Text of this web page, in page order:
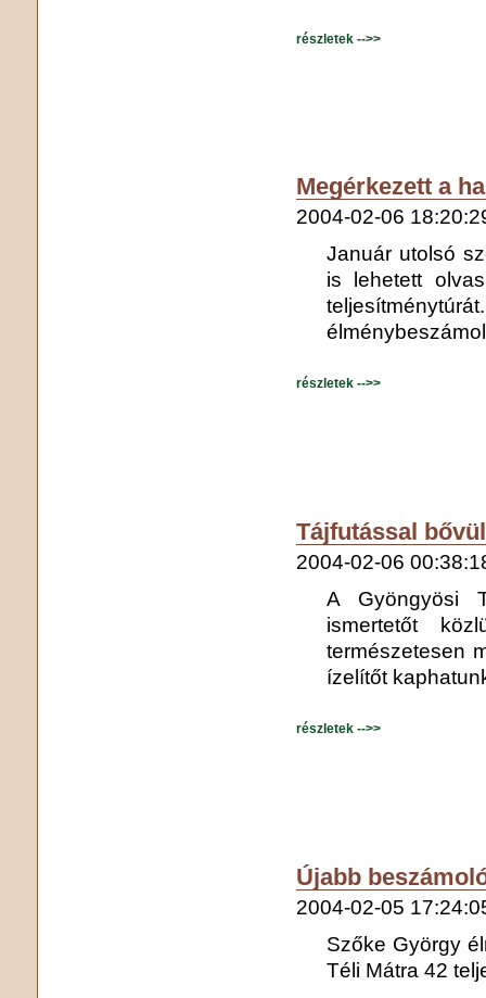
részletek -->>
Megérkezett a
2004-02-06
Január utolsó
is lehetett
részletek -->>
Tájfutással
2004-02-06
A Gyöngyösi
ismertetőt
természetesen
ízelítőt
részletek -->>
Újabb
2004-02-05
Szőke György
Téli Mátra 42